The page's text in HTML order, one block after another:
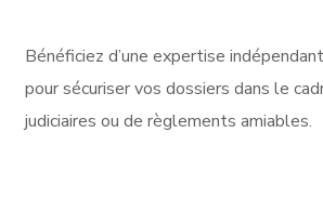
Bénéficiez d’une expertise
pour sécuriser vos dossiers dans le
judiciaires ou de règlements amiables.